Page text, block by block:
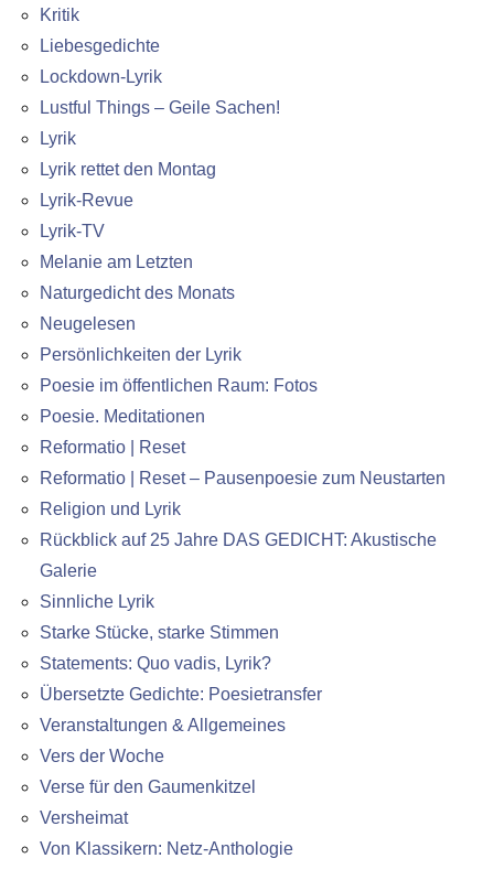
Kritik
Liebesgedichte
Lockdown-Lyrik
Lustful Things – Geile Sachen!
Lyrik
Lyrik rettet den Montag
Lyrik-Revue
Lyrik-TV
Melanie am Letzten
Naturgedicht des Monats
Neugelesen
Persönlichkeiten der Lyrik
Poesie im öffentlichen Raum: Fotos
Poesie. Meditationen
Reformatio | Reset
Reformatio | Reset – Pausenpoesie zum Neustarten
Religion und Lyrik
Rückblick auf 25 Jahre DAS GEDICHT: Akustische
Galerie
Sinnliche Lyrik
Starke Stücke, starke Stimmen
Statements: Quo vadis, Lyrik?
Übersetzte Gedichte: Poesietransfer
Veranstaltungen & Allgemeines
Vers der Woche
Verse für den Gaumenkitzel
Versheimat
Von Klassikern: Netz-Anthologie